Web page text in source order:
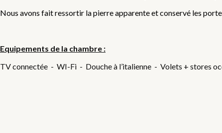
Nous avons fait ressortir la pierre apparente et conservé les
Equipements de la chambre :
TV connectée - WI-Fi - Douche à l’italienne - Volets + stores